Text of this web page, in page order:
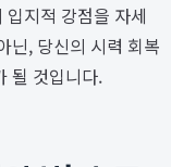
지적 강점을 자세
닌, 당신의 시력 회복
될 것입니다.